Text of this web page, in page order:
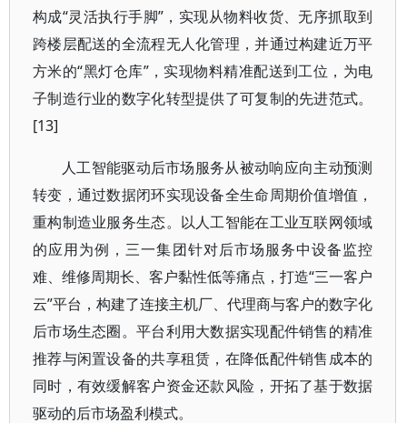
构成“灵活执行手脚”，实现从物料收货、无序抓取到
跨楼层配送的全流程无人化管理，并通过构建近万平
方米的“黑灯仓库”，实现物料精准配送到工位，为电
子制造行业的数字化转型提供了可复制的先进范式。
[13]
人工智能驱动后市场服务从被动响应向主动预测
转变，通过数据闭环实现设备全生命周期价值增值，
重构制造业服务生态。以人工智能在工业互联网领域
的应用为例，三一集团针对后市场服务中设备监控
难、维修周期长、客户黏性低等痛点，打造“三一客户
云”平台，构建了连接主机厂、代理商与客户的数字化
后市场生态圈。平台利用大数据实现配件销售的精准
推荐与闲置设备的共享租赁，在降低配件销售成本的
同时，有效缓解客户资金还款风险，开拓了基于数据
驱动的后市场盈利模式。